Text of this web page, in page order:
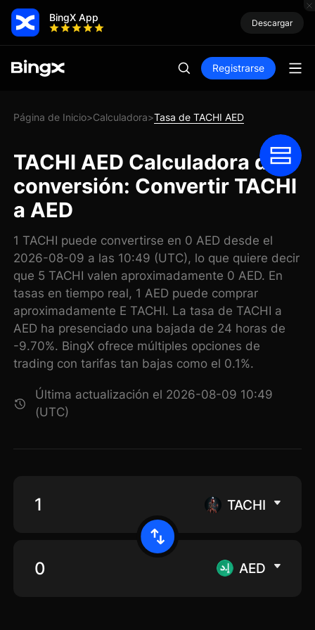
BingX App Descargar
Registrarse
Página de Inicio>Calculadora>Tasa de TACHI AED
TACHI AED Calculadora de
conversión: Convertir TACHI
a AED
1 TACHI puede convertirse en 0 AED desde el
2026-08-09 a las 10:49 (UTC), lo que quiere decir
que 5 TACHI valen aproximadamente 0 AED. En
tasas en tiempo real, 1 AED puede comprar
aproximadamente E TACHI. La tasa de TACHI a
AED ha presenciado una bajada de 24 horas de
-9.70%. BingX ofrece múltiples opciones de
trading con tarifas tan bajas como el 0.1%.
Última actualización el 2026-08-09 10:49
(UTC)
TACHI
AED